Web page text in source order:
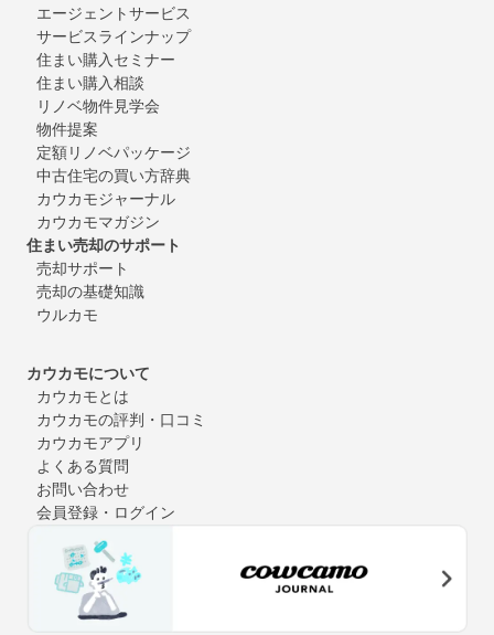
エージェントサービス
サービスラインナップ
住まい購入セミナー
住まい購入相談
リノベ物件見学会
物件提案
定額リノベパッケージ
中古住宅の買い方辞典
カウカモジャーナル
カウカモマガジン
住まい売却のサポート
売却サポート
売却の基礎知識
ウルカモ
カウカモについて
カウカモとは
カウカモの評判・口コミ
カウカモアプリ
よくある質問
お問い合わせ
会員登録・ログイン